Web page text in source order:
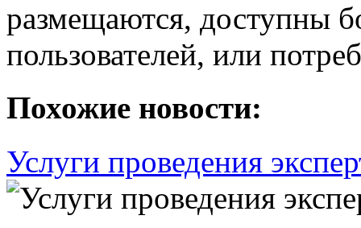
размещаются, доступны
пользователей, или
Похожие новости:
Услуги проведения